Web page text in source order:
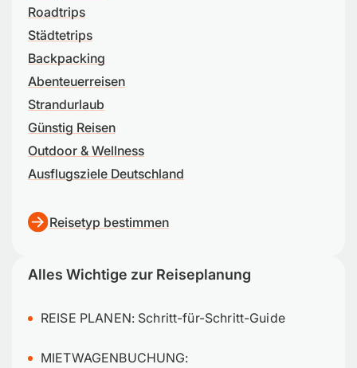
Roadtrips
Städtetrips
Backpacking
Abenteuerreisen
Strandurlaub
Günstig Reisen
Outdoor & Wellness
Ausflugsziele Deutschland
Reisetyp bestimmen
Alles Wichtige zur Reiseplanung
REISE PLANEN: Schritt-für-Schritt-Guide
MIETWAGENBUCHUNG: